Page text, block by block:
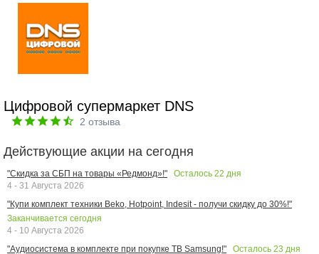
Цифровой супермаркет DNS
2 отзыва
Действующие акции на сегодня
"Скидка за СБП на товары «Редмонд»!" Осталось 22 дня
4 - 31 Августа 2026
"Купи комплект техники Beko, Hotpoint, Indesit - получи скидку до 30%!"
Заканчивается сегодня
4 - 10 Августа 2026
"Аудиосистема в комплекте при покупке ТВ Samsung!"
Осталось 23 дня